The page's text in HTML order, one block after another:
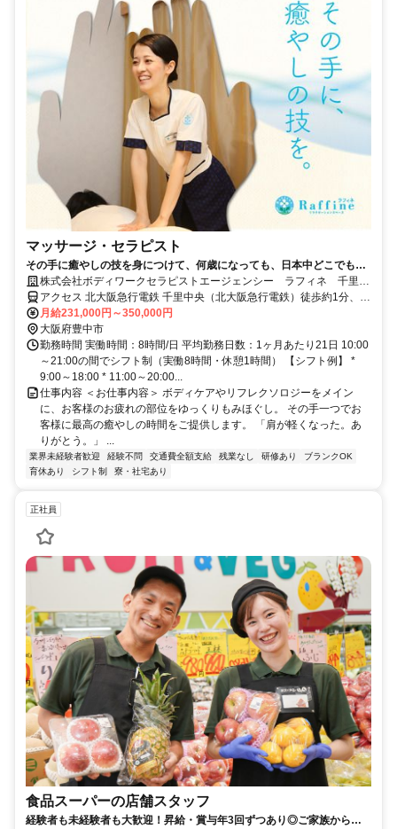
マッサージ・セラピスト
その手に癒やしの技を身につけて、何歳になっても、日本中どこでも働
けるセラピストの第一歩を踏み出しませんか。
株式会社ボディワークセラピストエージェンシー ラフィネ 千里中
央駅店
アクセス 北大阪急行電鉄 千里中央（北大阪急行電鉄）徒歩約1分、大
阪モノレール 千里中央（大阪モノレール）徒歩約4分、北大阪急行電
鉄 箕面船場阪大前1番口徒歩約20分 最寄駅：千里中央駅
月給231,000円～350,000円
大阪府豊中市
勤務時間 実働時間：8時間/日 平均勤務日数：1ヶ月あたり21日 10:00
～21:00の間でシフト制（実働8時間・休憩1時間） 【シフト例】 *
9:00～18:00 * 11:00～20:00...
仕事内容 ＜お仕事内容＞ ボディケアやリフレクソロジーをメイン
に、お客様のお疲れの部位をゆっくりもみほぐし。 その手一つでお
客様に最高の癒やしの時間をご提供します。 「肩が軽くなった。あ
りがとう。」 ...
業界未経験者歓迎 経験不問 交通費全額支給 残業なし 研修あり
ブランクOK
育休あり
シフト制 寮・社宅あり
正社員
食品スーパーの店舗スタッフ
経験者も未経験者も大歓迎！昇給・賞与年3回ずつあり◎ご家族からも